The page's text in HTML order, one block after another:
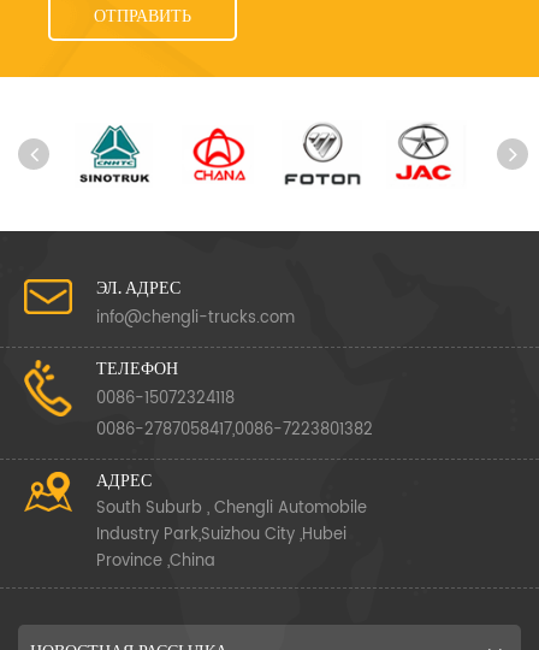
ЭЛ. АДРЕС
info@chengli-trucks.com
ТЕЛЕФОН
0086-15072324118
0086-2787058417,0086-7223801382
АДРЕС
South Suburb , Chengli Automobile
Industry Park,Suizhou City ,Hubei
Province ,China